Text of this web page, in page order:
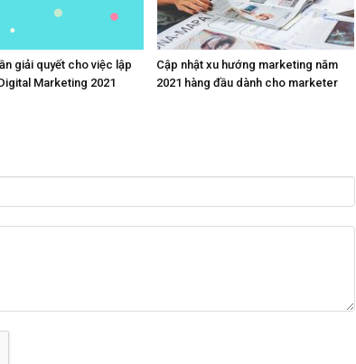
giải quyết cho việc lập
Marketing 2021
Cập nhật xu hướng marketing năm
2021 hàng đầu dành cho marketer